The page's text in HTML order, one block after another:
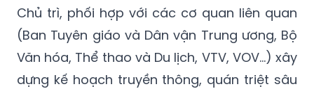
Chủ trì, phối hợp với các cơ quan liên quan
(Ban Tuyên giáo và Dân vận Trung ương, Bộ
Văn hóa, Thể thao và Du lịch, VTV, VOV...) xây
dựng kế hoạch truyền thông, quán triệt sâu